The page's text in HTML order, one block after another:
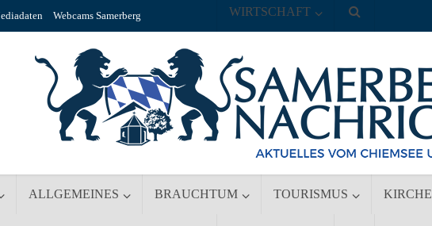
Webcams Samerberg
ALLGEMEINES BRAUCHTUM TOURISMUS KIRCHE
WIRTSCHAFT